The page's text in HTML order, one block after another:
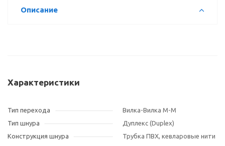
Описание
Характеристики
Тип перехода
Вилка-Вилка M-M
Тип шнура
Дуплекс (Duplex)
Конструкция шнура
Трубка ПВХ, кевларовые нити